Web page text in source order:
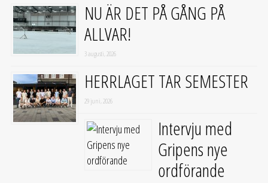
NU ÄR DET PÅ GÅNG PÅ
ALLVAR!
3 augusti, 2026
HERRLAGET TAR SEMESTER
29 juni, 2026
Intervju med
Gripens nye
ordförande